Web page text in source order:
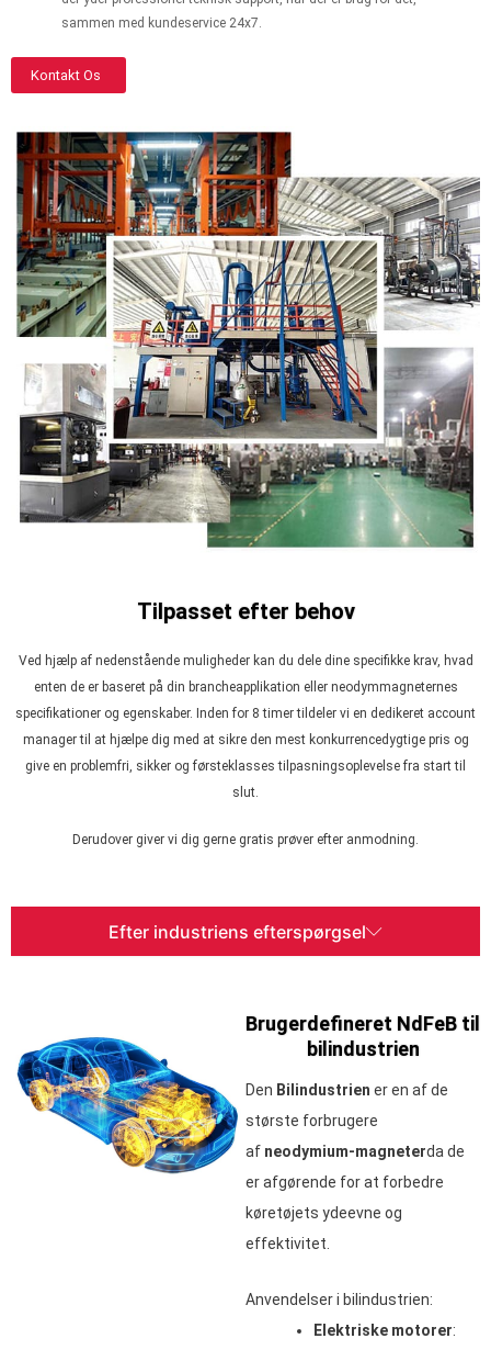
sammen med kundeservice 24x7.
Kontakt Os
Tilpasset efter behov
Ved hjælp af nedenstående muligheder kan du dele dine specifikke krav, hvad
enten de er baseret på din brancheapplikation eller neodymmagneternes
specifikationer og egenskaber. Inden for 8 timer tildeler vi en dedikeret account
manager til at hjælpe dig med at sikre den mest konkurrencedygtige pris og
give en problemfri, sikker og førsteklasses tilpasningsoplevelse fra start til
slut.
Derudover giver vi dig gerne gratis prøver efter anmodning.
Efter industriens efterspørgsel
Brugerdefineret NdFeB til
bilindustrien
Den Bilindustrien er en af de
største forbrugere
af neodymium-magneterda de
er afgørende for at forbedre
køretøjets ydeevne og
effektivitet.
Anvendelser i bilindustrien:
Elektriske motorer: